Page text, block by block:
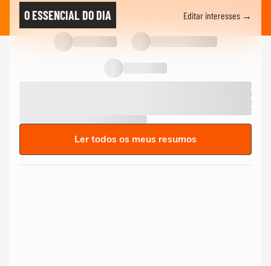
O ESSENCIAL DO DIA Editar interesses →
Ler todos os meus resumos